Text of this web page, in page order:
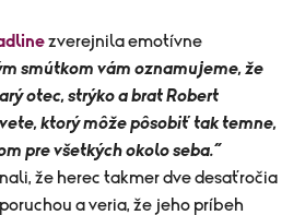
zverejnila emotívne
smútkom vám oznamujeme, že
otec, strýko a brat Robert
ktorý môže pôsobiť tak temne,
pre všetkých okolo seba.“
že herec takmer dve desaťročia
a veria, že jeho príbeh